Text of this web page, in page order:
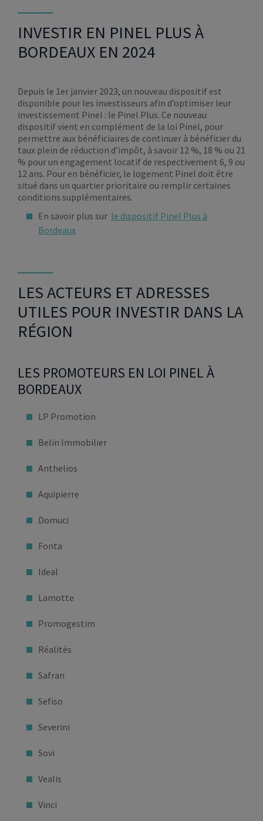
INVESTIR EN PINEL PLUS À
BORDEAUX EN 2024
Depuis le 1er janvier 2023, un nouveau dispositif est
disponible pour les investisseurs afin d’optimiser leur
investissement Pinel : le Pinel Plus. Ce nouveau
dispositif vient en complément de la loi Pinel, pour
permettre aux bénéficiaires de continuer à bénéficier du
taux plein de réduction d’impôt, à savoir 12 %, 18 % ou 21
% pour un engagement locatif de respectivement 6, 9 ou
12 ans. Pour en bénéficier, le logement Pinel doit être
situé dans un quartier prioritaire ou remplir certaines
conditions supplémentaires.
En savoir plus sur le dispositif Pinel Plus à
Bordeaux
LES ACTEURS ET ADRESSES
UTILES POUR INVESTIR DANS LA
RÉGION
LES PROMOTEURS EN LOI PINEL À
BORDEAUX
LP Promotion
Belin Immobilier
Anthelios
Aquipierre
Domuci
Fonta
Ideal
Lamotte
Promogestim
Réalités
Safran
Sefiso
Severini
Sovi
Vealis
Vinci